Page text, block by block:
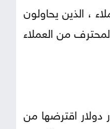
، الذين يحاولون
من العملاء
دولار اقترضها من